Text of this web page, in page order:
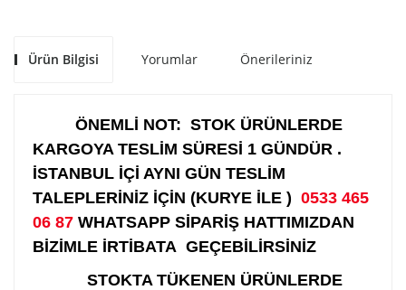
Ürün Bilgisi Yorumlar Önerileriniz
ÖNEMLİ NOT: STOK ÜRÜNLERDE
KARGOYA TESLİM SÜRESİ 1 GÜNDÜR .
İSTANBUL İÇİ AYNI GÜN TESLİM
TALEPLERİNİZ İÇİN (KURYE İLE ) 0533 465
06 87 WHATSAPP SİPARİŞ HATTIMIZDAN
BİZİMLE İRTİBATA GEÇEBİLİRSİNİZ
STOKTA TÜKENEN ÜRÜNLERDE